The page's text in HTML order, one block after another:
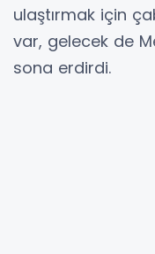
ulaştırmak için
var, gelecek de
sona erdirdi.